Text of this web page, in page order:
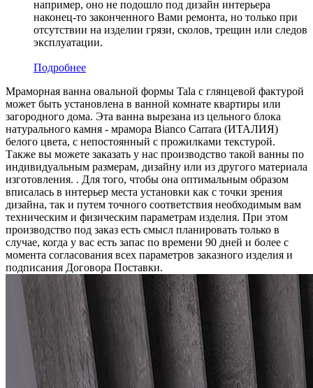
например, оно не подошло под дизайн интерьера
наконец-то законченного Вами ремонта, но только при
отсутствии на изделии грязи, сколов, трещин или следов
эксплуатации.
Подробнее
Мраморная ванна овальной формы Tala с глянцевой фактурой
может быть установлена в ванной комнате квартиры или
загородного дома. Эта ванна вырезана из цельного блока
натурального камня - мрамора Bianco Carrara (ИТАЛИЯ)
белого цвета, c непостоянный с прожилками текстурой.
Также вы можете заказать у нас производство такой ванны по
индивидуальным размерам, дизайну или из другого материала
изготовления. . Для того, чтобы она оптимальным образом
вписалась в интерьер места установки как с точки зрения
дизайна, так и путем точного соответствия необходимым вам
техническим и физическим параметрам изделия. При этом
производство под заказ есть смысл планировать только в
случае, когда у вас есть запас по времени 90 дней и более с
момента согласования всех параметров заказного изделия и
подписания Договора Поставки.